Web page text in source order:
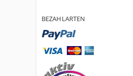
BEZAHLARTEN